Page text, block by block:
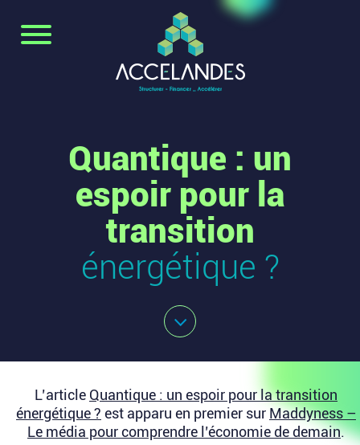
Quantique : un
espoir pour la
transition
énergétique ?
L’article Quantique : un espoir pour la transition
énergétique ? est apparu en premier sur Maddyness –
Le média pour comprendre l’économie de demain.